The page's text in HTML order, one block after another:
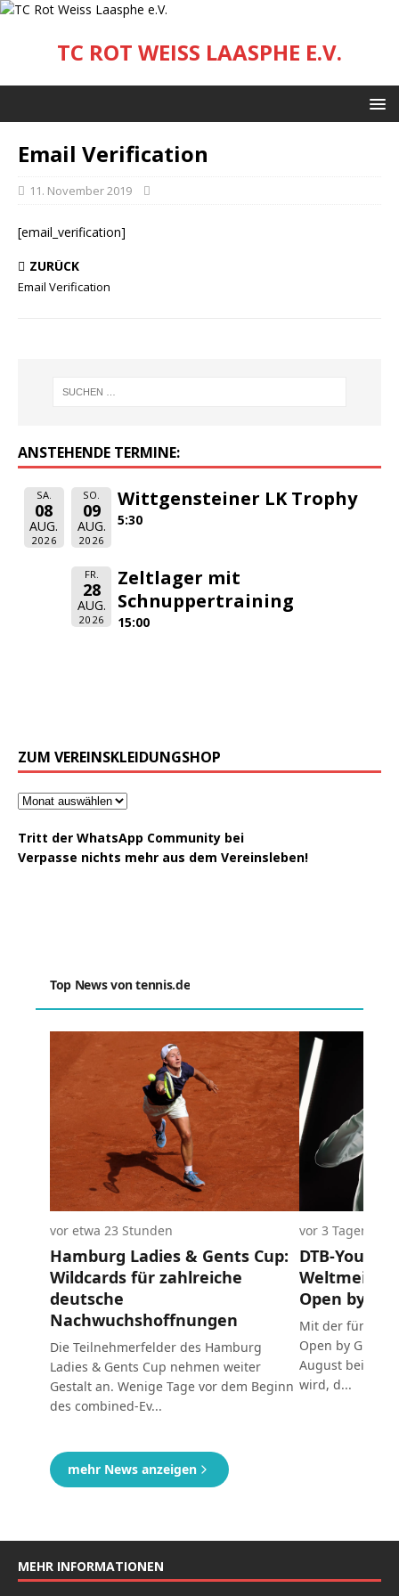
TC ROT WEISS LAASPHE E.V.
Email Verification
11. November 2019
[email_verification]
ZURÜCK
Email Verification
ANSTEHENDE TERMINE:
SA.
08
AUG.
2026
SO.
09
AUG.
2026
Wittgensteiner LK Trophy
5:30
FR.
28
AUG.
2026
Zeltlager mit
Schnuppertraining
15:00
ZUM VEREINSKLEIDUNGSHOP
Tritt der WhatsApp Community bei
Verpasse nichts mehr aus dem Vereinsleben!
MEHR INFORMATIONEN